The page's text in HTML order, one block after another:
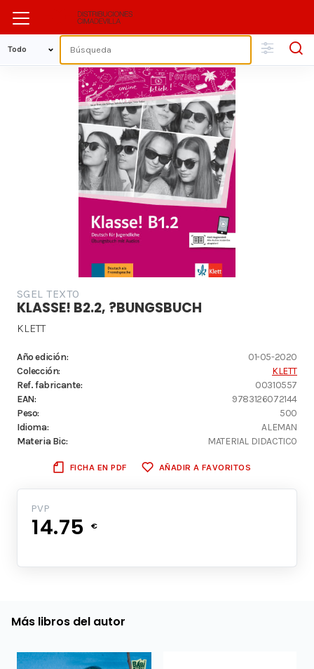
SGEL TEXTO
KLASSE! B2.2, ?BUNGSBUCH
KLETT
Año edición:
01-05-2020
Colección:
KLETT
Ref. fabricante:
00310557
EAN:
9783126072144
Peso:
500
Idioma:
ALEMAN
Materia Bic:
MATERIAL DIDACTICO
FICHA EN PDF AÑADIR A FAVORITOS
PVP
14.75 €
Más libros del autor